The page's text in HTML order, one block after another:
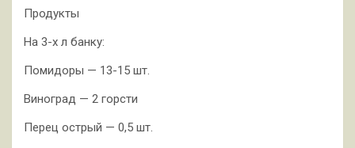
Продукты
На 3-х л банку:
Помидоры — 13-15 шт.
Виноград — 2 горсти
Перец острый — 0,5 шт.